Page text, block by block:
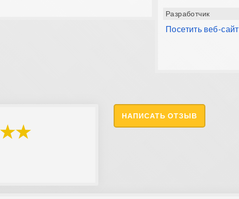
Разработчик
Посетить веб-сайт
НАПИСАТЬ ОТЗЫВ